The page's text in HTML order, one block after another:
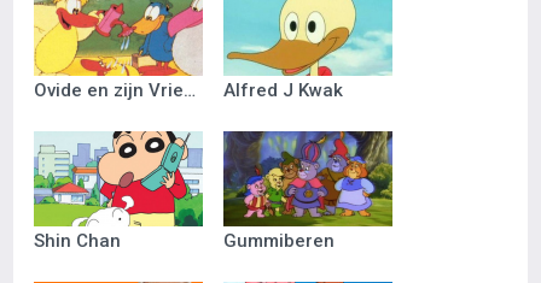
Ovide en zijn Vriendjes Alfred J Kwak
Shin Chan Gummiberen